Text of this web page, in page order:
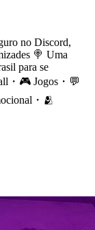
no Discord,
🍭 Uma
para se
・🎮 Jogos・💬
・🫂